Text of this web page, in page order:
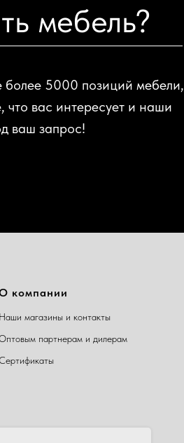
мебель?
более 5000 позиций мебели,
вас интересует и наши
ваш запрос!
компании
Наши магазины и контакты
партнерам и дилерам
Сертификаты